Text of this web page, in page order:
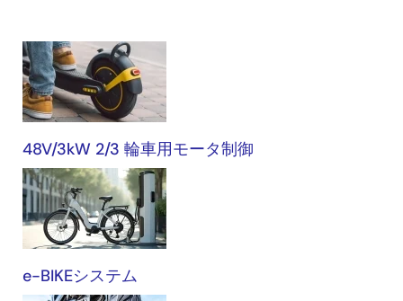
自
動
車
48V/3kW 2/3 輪車用モータ制御
e-BIKEシステム